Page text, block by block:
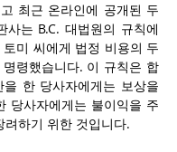
최근 온라인에 공개된 두
사는 B.C. 대법원의 규칙에
미 씨에게 법정 비용의 두
령했습니다. 이 규칙은 합
한 당사자에게는 보상을
당사자에게는 불이익을 주
려하기 위한 것입니다.